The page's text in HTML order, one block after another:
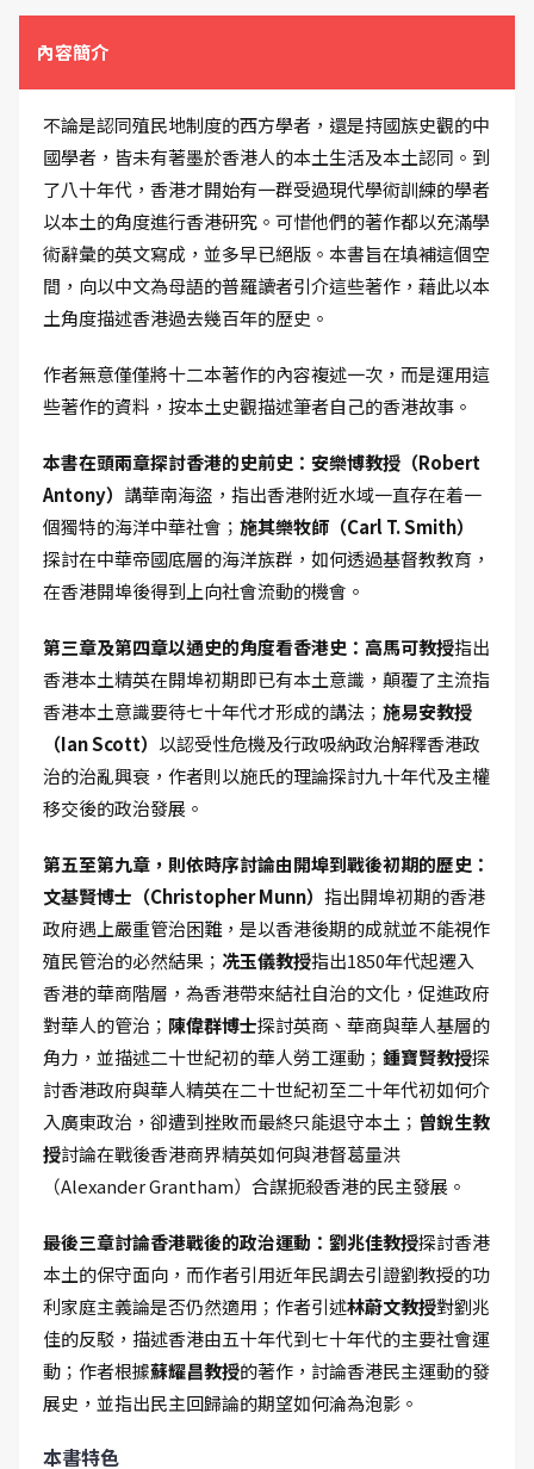
內容簡介
不論是認同殖民地制度的西方學者，還是持國族史觀的中
國學者，皆未有著墨於香港人的本土生活及本土認同。到
了八十年代，香港才開始有一群受過現代學術訓練的學者
以本土的角度進行香港研究。可惜他們的著作都以充滿學
術辭彙的英文寫成，並多早已絕版。本書旨在填補這個空
間，向以中文為母語的普羅讀者引介這些著作，藉此以本
土角度描述香港過去幾百年的歷史。
作者無意僅僅將十二本著作的內容複述一次，而是運用這
些著作的資料，按本土史觀描述筆者自己的香港故事。
本書在頭兩章探討香港的史前史：安樂博教授（Robert
Antony） 講華南海盜，指出香港附近水域一直存在着一
個獨特的海洋中華社會； 施其樂牧師（Carl T. Smith）
探討在中華帝國底層的海洋族群，如何透過基督教教育，
在香港開埠後得到上向社會流動的機會。
第三章及第四章以通史的角度看香港史：高馬可教授指出
香港本土精英在開埠初期即已有本土意識，顛覆了主流指
香港本土意識要待七十年代才形成的講法； 施易安教授
（Ian Scott） 以認受性危機及行政吸納政治解釋香港政
治的治亂興衰，作者則以施氏的理論探討九十年代及主權
移交後的政治發展。
第五至第九章，則依時序討論由開埠到戰後初期的歷史：
文基賢博士（Christopher Munn） 指出開埠初期的香港
政府遇上嚴重管治困難，是以香港後期的成就並不能視作
殖民管治的必然結果； 冼玉儀教授指出1850年代起遷入
香港的華商階層，為香港帶來結社自治的文化，促進政府
對華人的管治； 陳偉群博士探討英商、華商與華人基層的
角力，並描述二十世紀初的華人勞工運動； 鍾寶賢教授探
討香港政府與華人精英在二十世紀初至二十年代初如何介
入廣東政治，卻遭到挫敗而最終只能退守本土； 曾銳生教
授討論在戰後香港商界精英如何與港督葛量洪
（Alexander Grantham）合謀扼殺香港的民主發展。
最後三章討論香港戰後的政治運動：劉兆佳教授探討香港
本土的保守面向，而作者引用近年民調去引證劉教授的功
利家庭主義論是否仍然適用；作者引述林蔚文教授對劉兆
佳的反駁，描述香港由五十年代到七十年代的主要社會運
動；作者根據蘇耀昌教授的著作，討論香港民主運動的發
展史，並指出民主回歸論的期望如何淪為泡影。
本書特色